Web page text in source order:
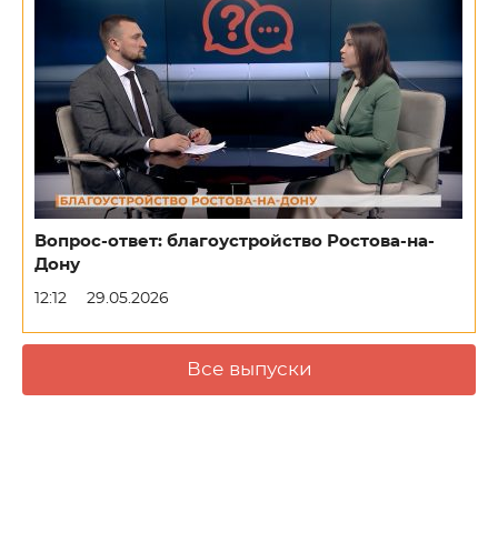
Вопрос-ответ: благоустройство Ростова-на-
Дону
12:12 29.05.2026
Все выпуски